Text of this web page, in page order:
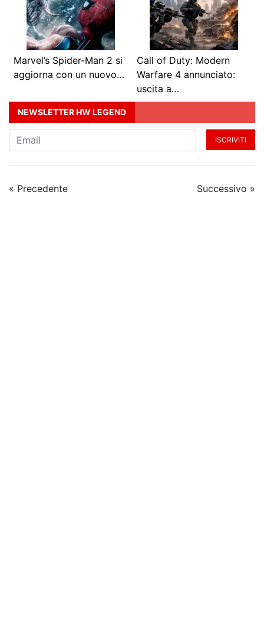
Marvel’s Spider-Man 2 si
aggiorna con un nuovo…
Call of Duty: Modern
Warfare 4 annunciato:
uscita a…
NEWSLETTER HW LEGEND
ISCRIVITI
« Precedente Successivo »